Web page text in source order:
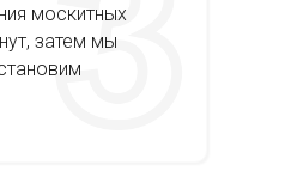
москитных
затем мы